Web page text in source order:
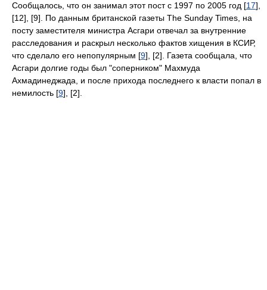
Сообщалось, что он занимал этот пост с 1997 по 2005 год [17],
[12], [9]. По данным британской газеты The Sunday Times, на
посту заместителя министра Асгари отвечал за внутренние
расследования и раскрыл несколько фактов хищения в КСИР,
что сделало его непопулярным [9], [2]. Газета сообщала, что
Асгари долгие годы был "соперником" Махмуда
Ахмадинеджада, и после прихода последнего к власти попал в
немилость [9], [2].